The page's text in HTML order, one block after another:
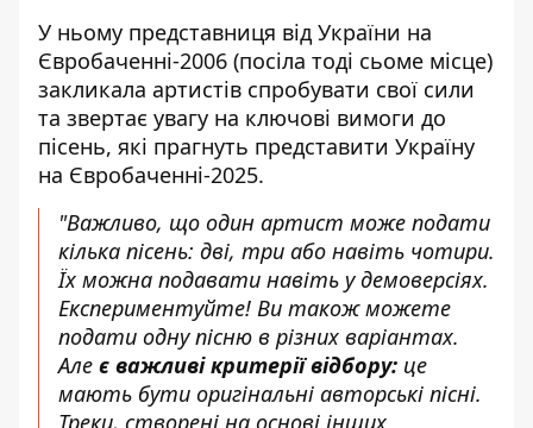
У ньому представниця від України на
Євробаченні-2006 (посіла тоді сьоме місце)
закликала артистів спробувати свої сили
та звертає увагу на ключові вимоги до
пісень, які прагнуть представити Україну
на Євробаченні-2025.
"Важливо, що один артист може подати
кілька пісень: дві, три або навіть чотири.
Їх можна подавати навіть у демоверсіях.
Експериментуйте! Ви також можете
подати одну пісню в різних варіантах.
Але є важливі критерії відбору: це
мають бути оригінальні авторські пісні.
Треки, створені на основі інших